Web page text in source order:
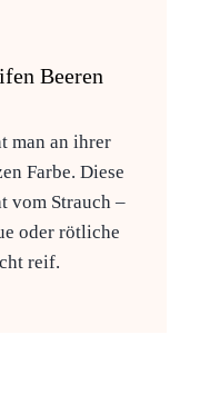
Beeren
man an ihrer
Farbe. Diese
vom Strauch –
oder rötliche
reif.